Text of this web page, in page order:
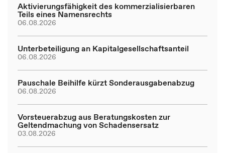
Aktivierungsfähigkeit des kommerzialisierbaren
Teils eines Namensrechts
06.08.2026
Unterbeteiligung an Kapitalgesellschaftsanteil
06.08.2026
Pauschale Beihilfe kürzt Sonderausgabenabzug
06.08.2026
Vorsteuerabzug aus Beratungskosten zur
Geltendmachung von Schadensersatz
03.08.2026